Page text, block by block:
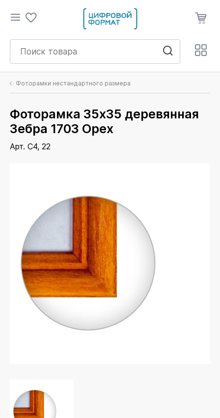
Фоторамки нестандартного размера
Фоторамка 35х35 деревянная
Зебра 1703 Орех
Арт. C4, 22